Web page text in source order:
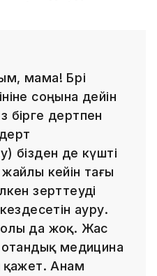
мама! Бәрі
соңына дейін
бірге дертпен
бізден де күшті
кейін тағы
зерттеуді
ауру.
да жоқ. Жас
отандық медицина
қажет. Анам